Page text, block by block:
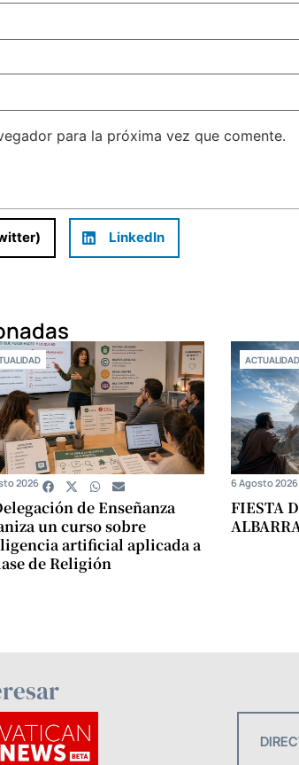
para la próxima vez que comente.
LinkedIn
de Enseñanza
un curso sobre
artificial aplicada a
de Religión
2026
ACTUALIDAD
FIESTA
6 Agosto 2026